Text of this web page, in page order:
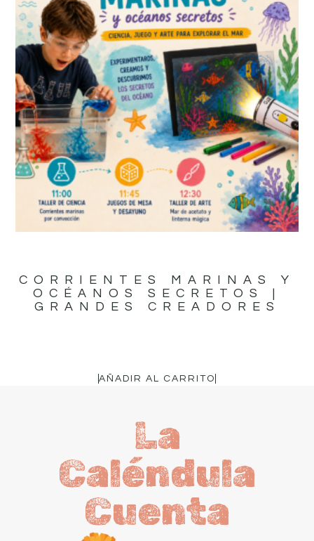
CORRIENTES MARINAS Y
OCÉANOS SECRETOS |
GRANDES CREADORES
AÑADIR AL CARRITO
La
Caléndula
Cuenta